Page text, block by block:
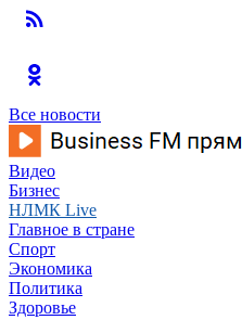
Все новости
Видео
Бизнес
НЛМК Live
Главное в стране
Спорт
Экономика
Политика
Здоровье